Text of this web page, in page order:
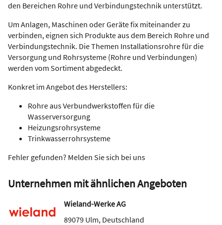
den Bereichen Rohre und Verbindungstechnik unterstützt.
Um Anlagen, Maschinen oder Geräte fix miteinander zu
verbinden, eignen sich Produkte aus dem Bereich Rohre und
Verbindungstechnik. Die Themen Installationsrohre für die
Versorgung und Rohrsysteme (Rohre und Verbindungen)
werden vom Sortiment abgedeckt.
Konkret im Angebot des Herstellers:
Rohre aus Verbundwerkstoffen für die
Wasserversorgung
Heizungsrohrsysteme
Trinkwasserrohrsysteme
Fehler gefunden? Melden Sie sich bei uns
Unternehmen mit ähnlichen Angeboten
Wieland-Werke AG
89079 Ulm, Deutschland